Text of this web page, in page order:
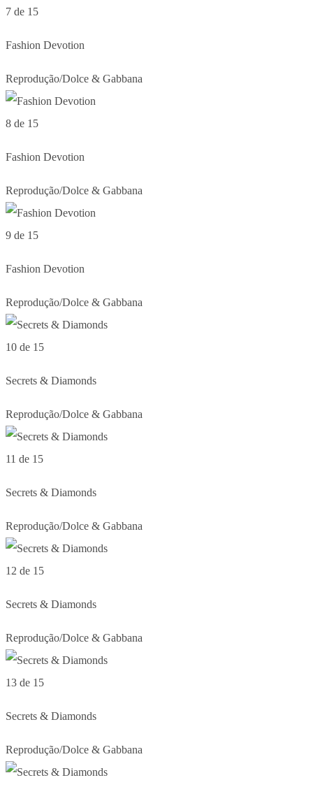
7 de 15
Fashion Devotion
Reprodução/Dolce & Gabbana
8 de 15
Fashion Devotion
Reprodução/Dolce & Gabbana
9 de 15
Fashion Devotion
Reprodução/Dolce & Gabbana
10 de 15
Secrets & Diamonds
Reprodução/Dolce & Gabbana
11 de 15
Secrets & Diamonds
Reprodução/Dolce & Gabbana
12 de 15
Secrets & Diamonds
Reprodução/Dolce & Gabbana
13 de 15
Secrets & Diamonds
Reprodução/Dolce & Gabbana